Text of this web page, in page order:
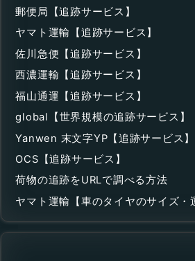
郵便局【追跡サービス】
ヤマト運輸【追跡サービス】
佐川急便【追跡サービス】
西濃運輸【追跡サービス】
福山通運【追跡サービス】
global【世界規模の追跡サービス】
Yanwen 末文字YP【追跡サービス】
OCS【追跡サービス】
荷物の追跡をURLで調べる方法
ヤマト運輸【車のタイヤのサイズ・